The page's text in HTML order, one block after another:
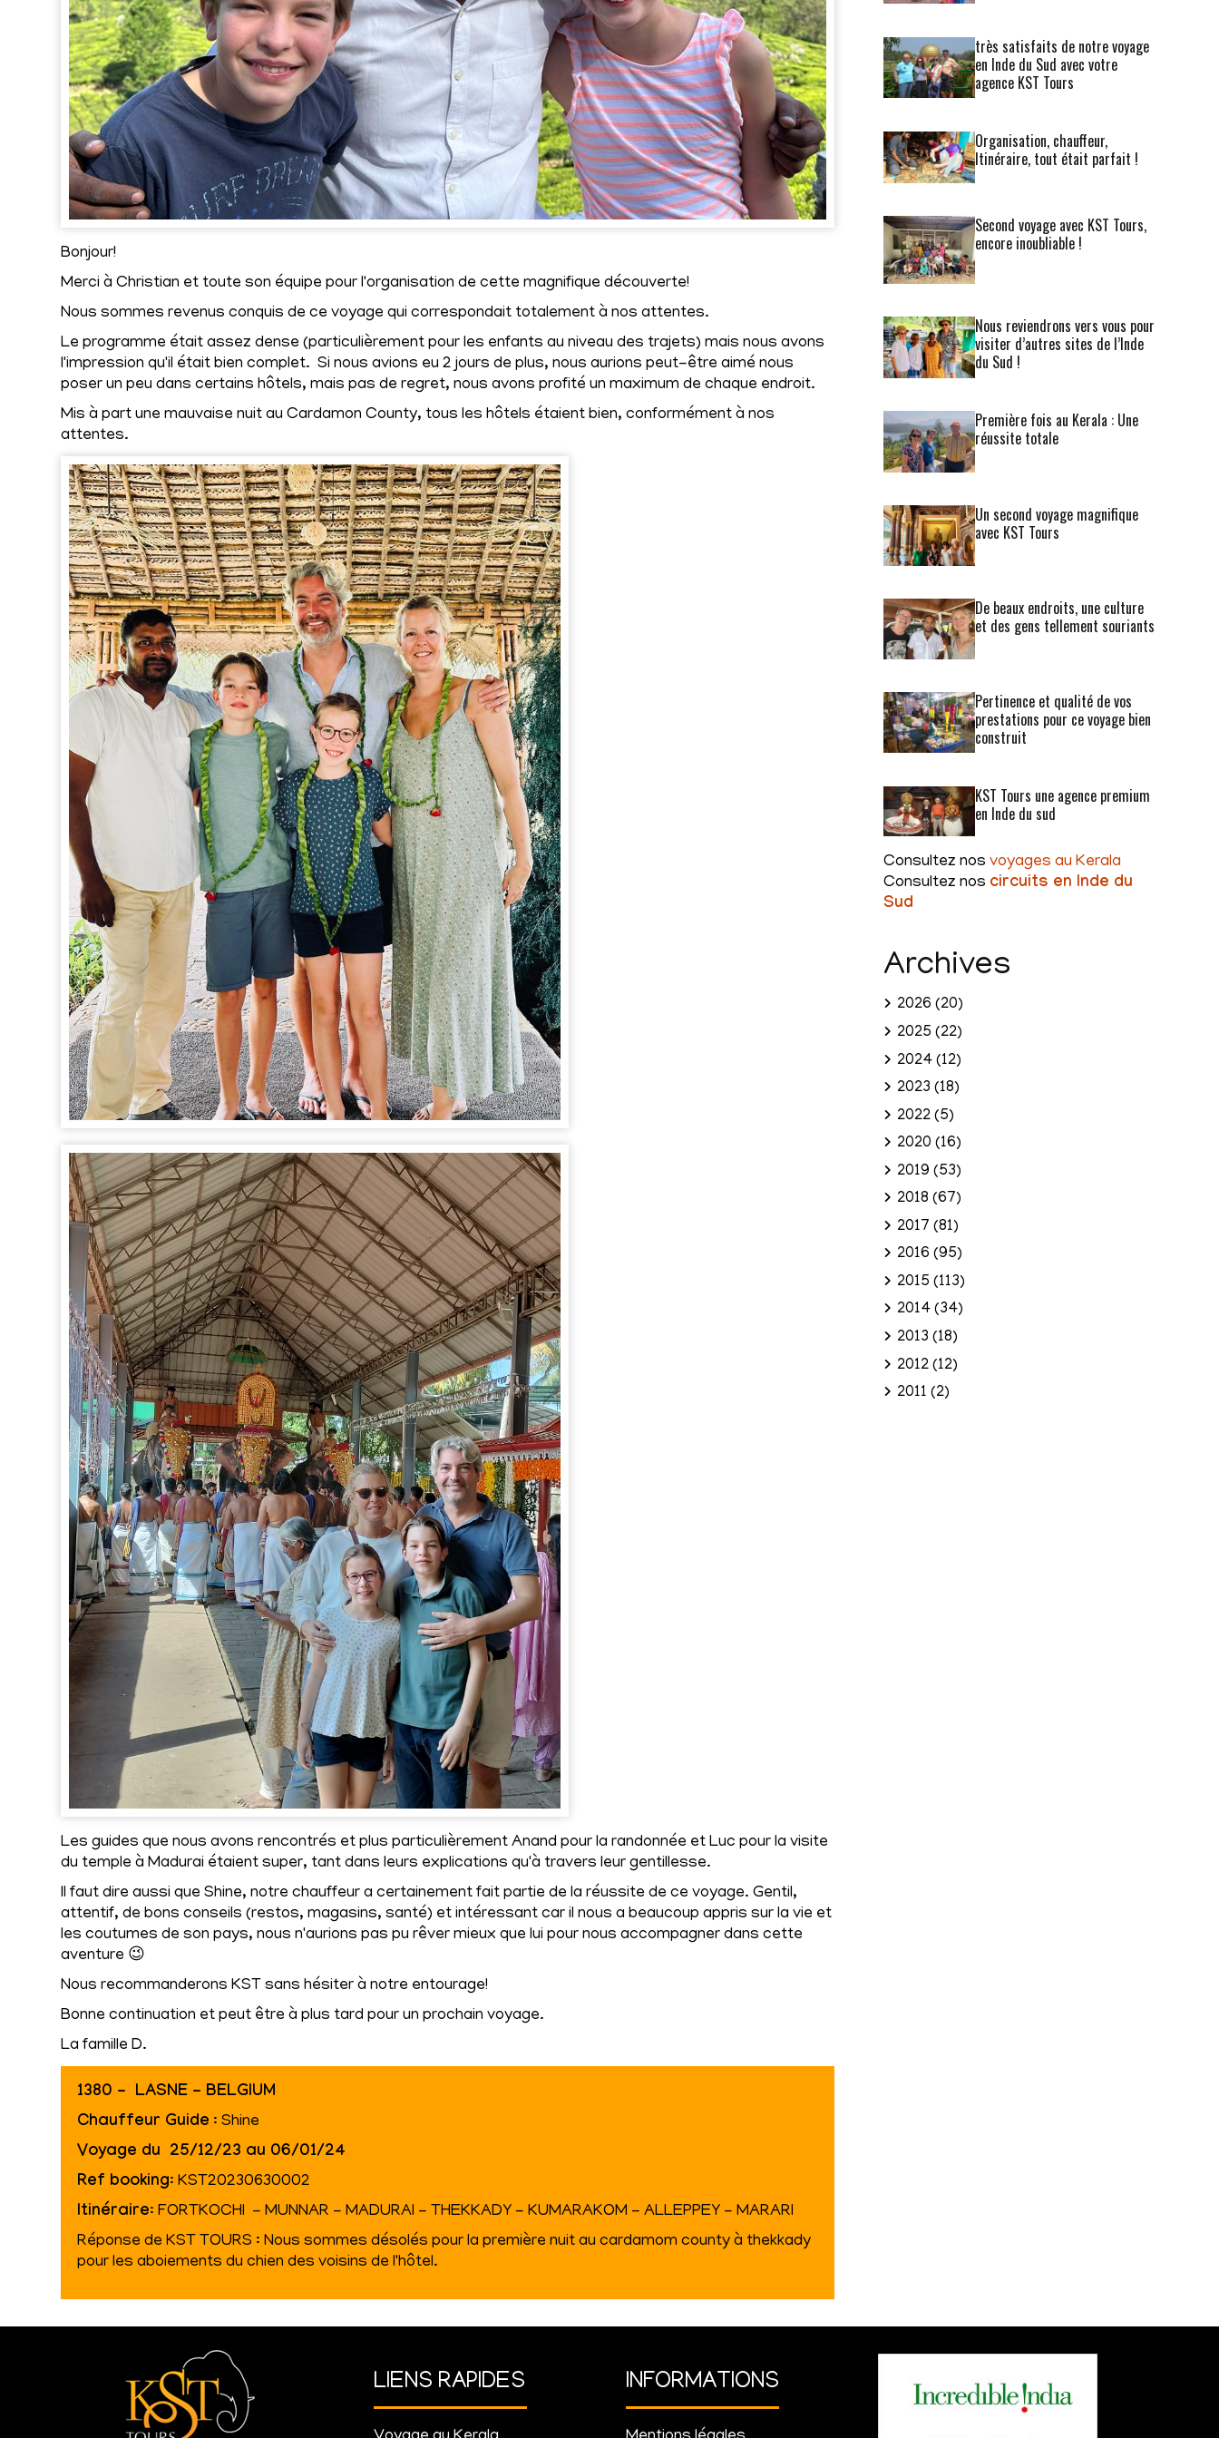
Bonjour!
Merci à Christian et toute son équipe pour l'organisation de cette magnifique découverte!
Nous sommes revenus conquis de ce voyage qui correspondait totalement à nos attentes.
Le programme était assez dense (particulièrement pour les enfants au niveau des trajets) mais nous avons
l'impression qu'il était bien complet. Si nous avions eu 2 jours de plus, nous aurions peut-être aimé nous
poser un peu dans certains hôtels, mais pas de regret, nous avons profité un maximum de chaque endroit.
Mis à part une mauvaise nuit au Cardamon County, tous les hôtels étaient bien, conformément à nos
attentes.
Les guides que nous avons rencontrés et plus particulièrement Anand pour la randonnée et Luc pour la visite
du temple à Madurai étaient super, tant dans leurs explications qu'à travers leur gentillesse.
Il faut dire aussi que Shine, notre chauffeur a certainement fait partie de la réussite de ce voyage. Gentil,
attentif, de bons conseils (restos, magasins, santé) et intéressant car il nous a beaucoup appris sur la vie et
les coutumes de son pays, nous n'aurions pas pu rêver mieux que lui pour nous accompagner dans cette
aventure 😉
Nous recommanderons KST sans hésiter à notre entourage!
Bonne continuation et peut être à plus tard pour un prochain voyage.
La famille D.
1380 - LASNE - BELGIUM
Chauffeur Guide : Shine
Voyage du 25/12/23 au 06/01/24
Ref booking: KST20230630002
Itinéraire: FORTKOCHI - MUNNAR - MADURAI - THEKKADY - KUMARAKOM - ALLEPPEY - MARARI
Réponse de KST TOURS : Nous sommes désolés pour la première nuit au cardamom county à thekkady
pour les aboiements du chien des voisins de l'hôtel.
très satisfaits de notre voyage
en Inde du Sud avec votre
agence KST Tours
Organisation, chauffeur,
Itinéraire, tout était parfait !
Second voyage avec KST Tours,
encore inoubliable !
Nous reviendrons vers vous pour
visiter d’autres sites de l’Inde
du Sud !
Première fois au Kerala : Une
réussite totale
Un second voyage magnifique
avec KST Tours
De beaux endroits, une culture
et des gens tellement souriants
Pertinence et qualité de vos
prestations pour ce voyage bien
construit
KST Tours une agence premium
en Inde du sud
Consultez nosvoyages au Kerala
Consultez nos circuits en Inde du
Sud
Archives
2026 (20)
2025 (22)
2024 (12)
2023 (18)
2022 (5)
2020 (16)
2019 (53)
2018 (67)
2017 (81)
2016 (95)
2015 (113)
2014 (34)
2013 (18)
2012 (12)
2011 (2)
LIENS RAPIDES INFORMATIONS